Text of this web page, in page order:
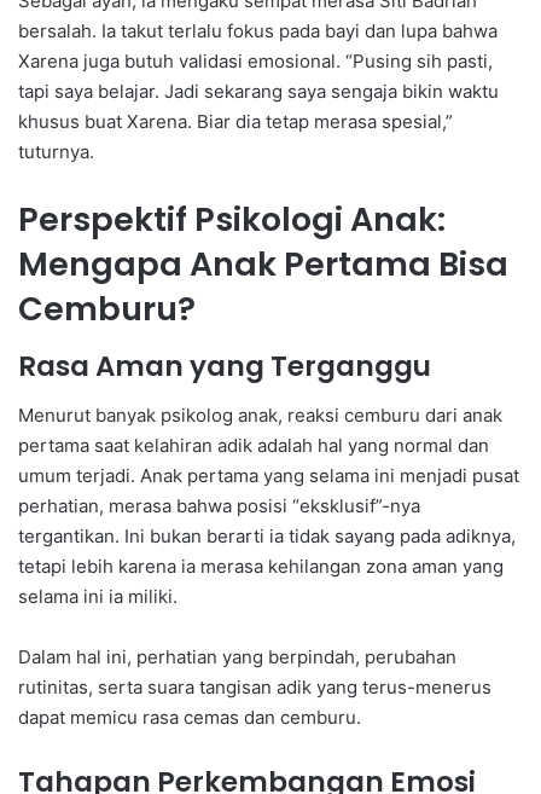
bersalah. Ia takut terlalu fokus pada bayi dan lupa bahwa
Xarena juga butuh validasi emosional. “Pusing sih pasti,
tapi saya belajar. Jadi sekarang saya sengaja bikin waktu
khusus buat Xarena. Biar dia tetap merasa spesial,”
tuturnya.
Perspektif Psikologi Anak:
Mengapa Anak Pertama Bisa
Cemburu?
Rasa Aman yang Terganggu
Menurut banyak psikolog anak, reaksi cemburu dari anak
pertama saat kelahiran adik adalah hal yang normal dan
umum terjadi. Anak pertama yang selama ini menjadi pusat
perhatian, merasa bahwa posisi “eksklusif”-nya
tergantikan. Ini bukan berarti ia tidak sayang pada adiknya,
tetapi lebih karena ia merasa kehilangan zona aman yang
selama ini ia miliki.
Dalam hal ini, perhatian yang berpindah, perubahan
rutinitas, serta suara tangisan adik yang terus-menerus
dapat memicu rasa cemas dan cemburu.
Tahapan Perkembangan Emosi